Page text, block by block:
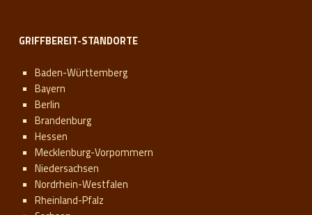
GRIFFBEREIT-STANDORTE
Baden-Württemberg
Bayern
Berlin
Brandenburg
Hessen
Mecklenburg-Vorpommern
Niedersachsen
Nordrhein-Westfalen
Rheinland-Pfalz